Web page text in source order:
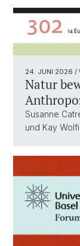
24. JUNI 2026 /
Natur
Susanne
und Kay